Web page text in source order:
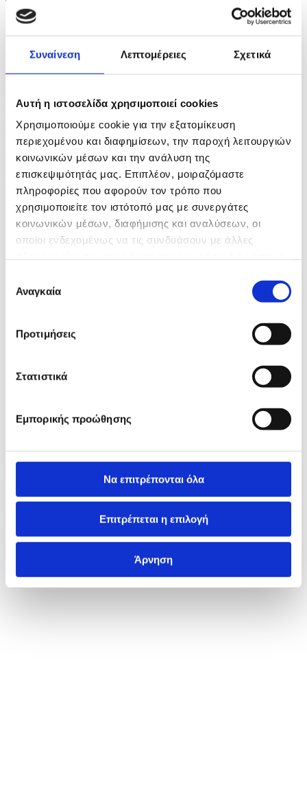
Συναίνεση Λεπτομέρειες Σχετικά
Αυτή η ιστοσελίδα χρησιμοποιεί cookies
Χρησιμοποιούμε cookie για την εξατομίκευση
περιεχομένου και διαφημίσεων, την παροχή λειτουργιών
κοινωνικών μέσων και την ανάλυση της
επισκεψιμότητάς μας. Επιπλέον, μοιραζόμαστε
πληροφορίες που αφορούν τον τρόπο που
χρησιμοποιείτε τον ιστότοπό μας με συνεργάτες
κοινωνικών μέσων, διαφήμισης και αναλύσεων, οι
οποίοι ενδεχομένως να τις συνδυάσουν με άλλες
των υπηρεσιών τους.
συγκατάθεσης
Αναγκαία
Προτιμήσεις
Στατιστικά
Εμπορικής προώθησης
Να επιτρέπονται όλα
Επιτρέπεται η επιλογή
Άρνηση
πριν 16 λεπτά
Ιερά Μονή Αγίου Νεοφύτου: Διευκρινίσεις για το...
πριν μία ώρα
Drone εξερράγη στον εναέριο χώρο της Βουλγαρίας,
δεν...
πριν μία ώρα
Θρήνος για τον Μέσι: Πέθανε ο πατέρας του Χόρχε